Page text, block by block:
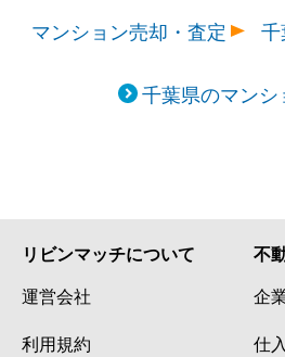
マンション売却・査定
千葉県のマン
リビンマッチについて
運営会社
利用規約
不
企
仕